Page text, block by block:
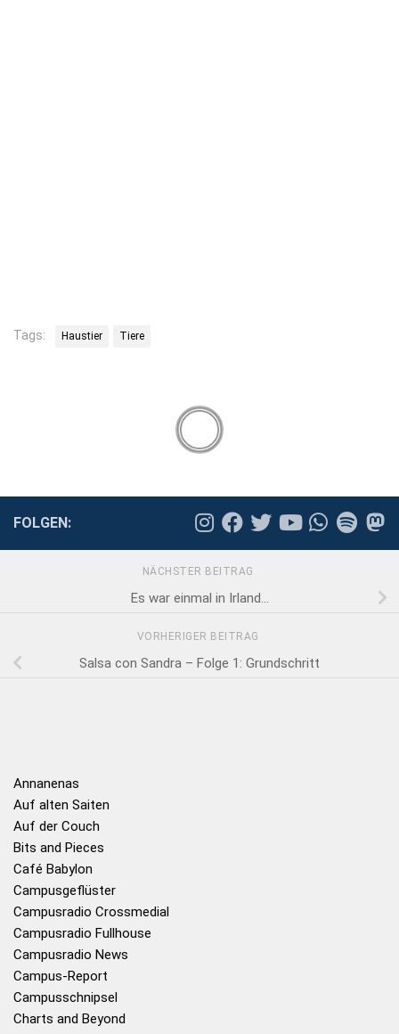
Tags: Haustier Tiere
FOLGEN:
NÄCHSTER BEITRAG
Es war einmal in Irland…
VORHERIGER BEITRAG
Salsa con Sandra – Folge 1: Grundschritt
Annanenas
Auf alten Saiten
Auf der Couch
Bits and Pieces
Café Babylon
Campusgeflüster
Campusradio Crossmedial
Campusradio Fullhouse
Campusradio News
Campus-Report
Campusschnipsel
Charts and Beyond